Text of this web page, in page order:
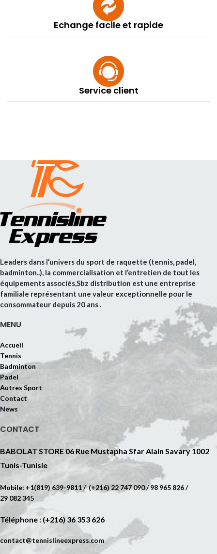
Echange facile et rapide
Service client
Leaders dans l’univers du sport de raquette (tennis, padel,
badminton..), la commercialisation et l’entretien de tout les
équipements associés,Sbz distribution est une entreprise
familiale représentant une valeur exceptionnelle pour le
consommateur depuis 20 ans .
MENU
Accueil
Tennis
Badminton
Padel
Autres Sport
Contact
News
CONTACT
BABOLAT STORE 06 Rue Mustapha Sfar Alain Savary 1002
Tunis-Tunisie
Mobile: +1(819) 639-9811 / (+216) 22 747 090 / 98 965 826 /
29 082 345
Téléphone : (+216) 36 353 626
contact@tennislineexpress.com